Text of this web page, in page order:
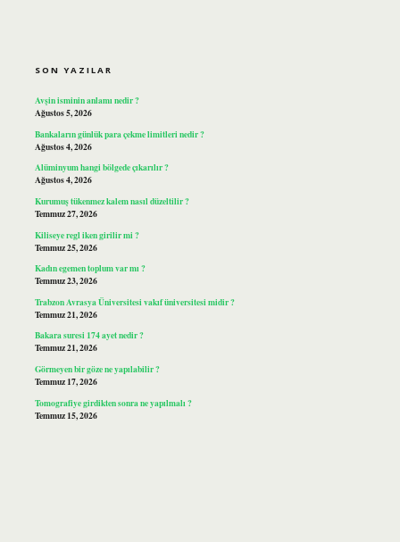
SON YAZILAR
Avşin isminin anlamı nedir ?
Ağustos 5, 2026
Bankaların günlük para çekme limitleri nedir ?
Ağustos 4, 2026
Alüminyum hangi bölgede çıkarılır ?
Ağustos 4, 2026
Kurumuş tükenmez kalem nasıl düzeltilir ?
Temmuz 27, 2026
Kiliseye regl iken girilir mi ?
Temmuz 25, 2026
Kadın egemen toplum var mı ?
Temmuz 23, 2026
Trabzon Avrasya Üniversitesi vakıf üniversitesi midir ?
Temmuz 21, 2026
Bakara suresi 174 ayet nedir ?
Temmuz 21, 2026
Görmeyen bir göze ne yapılabilir ?
Temmuz 17, 2026
Tomografiye girdikten sonra ne yapılmalı ?
Temmuz 15, 2026